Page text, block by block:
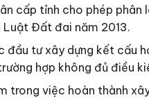
cấp tỉnh cho phép
Luật Đất đai năm 2013.
đầu tư xây dựng kết
hợp không đủ điều
trong việc hoàn thành